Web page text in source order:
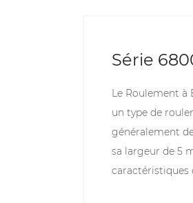
machines-outils.
Série
Le Roulement à
un type de
généralement
sa largeur de 5
caractéristiques